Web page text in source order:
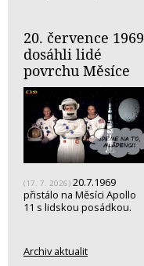
20. července 1969
dosáhli lidé
povrchu Měsíce
(17. 7. 2026) 20.7.1969
přistálo na Měsíci Apollo
11 s lidskou posádkou.
Archiv aktualit